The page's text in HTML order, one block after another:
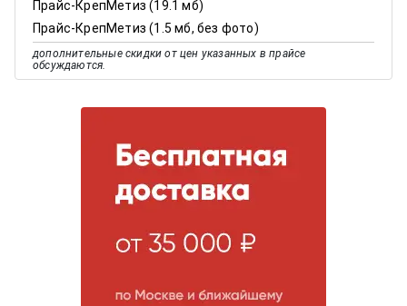
Прайс-КрепМетиз (19.1 мб)
Прайс-КрепМетиз (1.5 мб, без фото)
дополнительные скидки от цен указанных в прайсе
обсуждаются.